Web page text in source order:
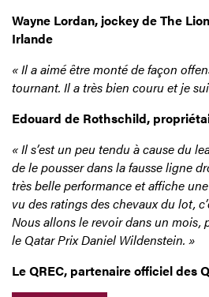
Wayne Lordan, jockey de The
Irlande
« Il a aimé être monté de façon
tournant. Il a très bien couru et je
Edouard de Rothschild,
« Il s’est un peu tendu à cause du
de le pousser dans la fausse ligne
très belle performance et affiche
vu des ratings des chevaux du lot,
Nous allons le revoir dans un mois,
le Qatar Prix Daniel Wildenstein. »
Le QREC, partenaire officiel des